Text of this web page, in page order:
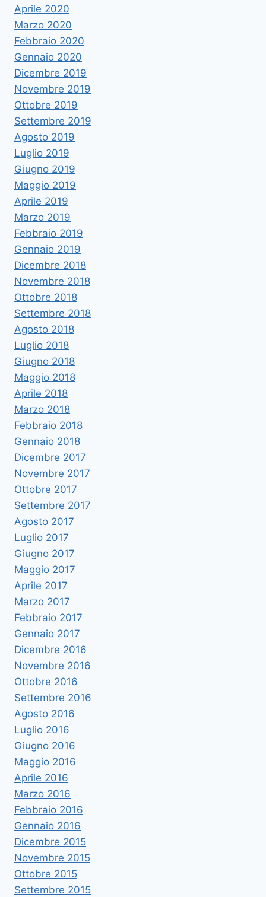
Aprile 2020
Marzo 2020
Febbraio 2020
Gennaio 2020
Dicembre 2019
Novembre 2019
Ottobre 2019
Settembre 2019
Agosto 2019
Luglio 2019
Giugno 2019
Maggio 2019
Aprile 2019
Marzo 2019
Febbraio 2019
Gennaio 2019
Dicembre 2018
Novembre 2018
Ottobre 2018
Settembre 2018
Agosto 2018
Luglio 2018
Giugno 2018
Maggio 2018
Aprile 2018
Marzo 2018
Febbraio 2018
Gennaio 2018
Dicembre 2017
Novembre 2017
Ottobre 2017
Settembre 2017
Agosto 2017
Luglio 2017
Giugno 2017
Maggio 2017
Aprile 2017
Marzo 2017
Febbraio 2017
Gennaio 2017
Dicembre 2016
Novembre 2016
Ottobre 2016
Settembre 2016
Agosto 2016
Luglio 2016
Giugno 2016
Maggio 2016
Aprile 2016
Marzo 2016
Febbraio 2016
Gennaio 2016
Dicembre 2015
Novembre 2015
Ottobre 2015
Settembre 2015